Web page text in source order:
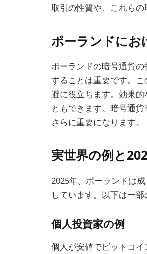
取引の性質や、これらの
ポーランドにお
ポーランドの暗号通貨
することは重要です。
避に役立ちます。効果
ともできます。暗号通
さらに重要になります。
実世界の例と
2025年、ポーランドは
しています。以下は一
個人投資家の例
個人が安値でビットコ